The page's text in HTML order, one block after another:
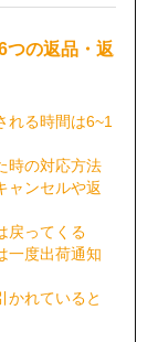
つの返品・返
れる時間は6~1
時の対応方法
ャンセルや返
戻ってくる
一度出荷通知
かれていると